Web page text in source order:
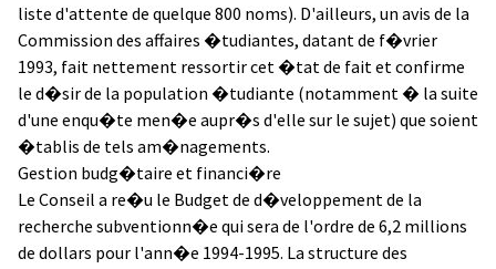
liste d'attente de quelque 800 noms). D'ailleurs, un avis de la
Commission des affaires �tudiantes, datant de f�vrier
1993, fait nettement ressortir cet �tat de fait et confirme
le d�sir de la population �tudiante (notamment � la suite
d'une enqu�te men�e aupr�s d'elle sur le sujet) que soient
�tablis de tels am�nagements.
Gestion budg�taire et financi�re
Le Conseil a re�u le Budget de d�veloppement de la
recherche subventionn�e qui sera de l'ordre de 6,2 millions
de dollars pour l'ann�e 1994-1995. La structure des